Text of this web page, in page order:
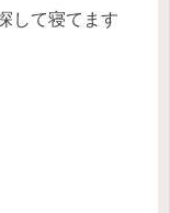
して寝てます